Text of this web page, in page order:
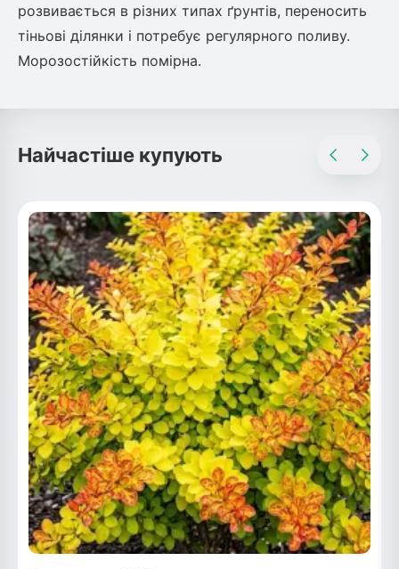
Азіатська груша
Пряні трави
Очиток (седум)
Вівсяниця
Рослини що в'ються
Плющ
Клематіс
розвивається в різних типах ґрунтів, переносить
тіньові ділянки і потребує регулярного поливу.
Морозостійкість помірна.
Найчастіше купують